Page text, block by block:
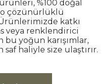
%100 doğal
çözünürlüklü
katkı
veya renklendirici
yoğun karışımlar,
haliyle size ulaştırır.